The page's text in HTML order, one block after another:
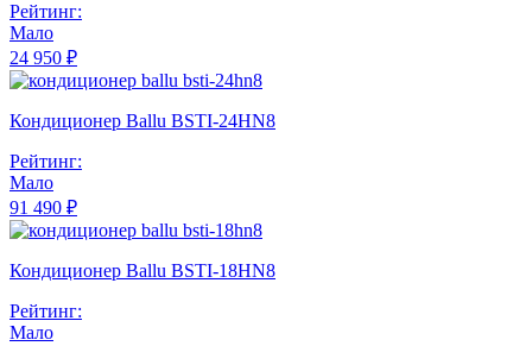
Рейтинг:
Мало
24 950 ₽
Кондиционер Ballu BSTI-24HN8
Рейтинг:
Мало
91 490 ₽
Кондиционер Ballu BSTI-18HN8
Рейтинг:
Мало